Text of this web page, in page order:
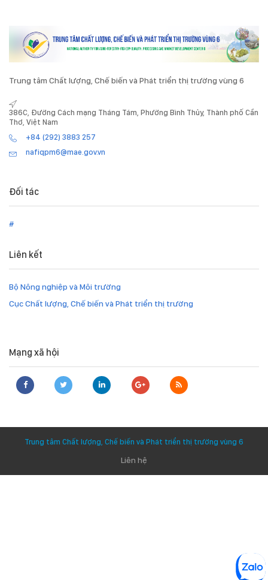
Trung tâm Chất lượng, Chế biến và Phát triển thị trường vùng 6
386C, Đường Cách mạng Tháng Tám, Phường Bình Thủy, Thành phố Cần
Thơ, Việt Nam
+84 (292) 3883 257
nafiqpm6@mae.gov.vn
Đối tác
#
Liên kết
Bộ Nông nghiệp và Môi trường
Cục Chất lượng, Chế biến và Phát triển thị trường
Mạng xã hội
Trung tâm Chất lượng, Chế biến và Phát triển thị trường vùng 6
Liên hệ